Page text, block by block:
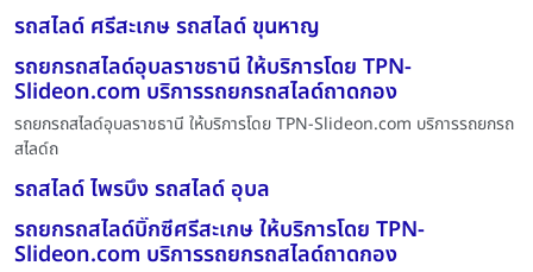
รถสไลด์ ศรีสะเกษ รถสไลด์ ขุนหาญ
รถยกรถสไลด์อุบลราชธานี ให้บริการโดย TPN-
Slideon.com บริการรถยกรถสไลด์ถาดกอง
รถยกรถสไลด์อุบลราชธานี ให้บริการโดย TPN-Slideon.com บริการรถยกรถ
สไลด์ถ
รถสไลด์ ไพรบึง รถสไลด์ อุบล
รถยกรถสไลด์บิ๊กซีศรีสะเกษ ให้บริการโดย TPN-
Slideon.com บริการรถยกรถสไลด์ถาดกอง